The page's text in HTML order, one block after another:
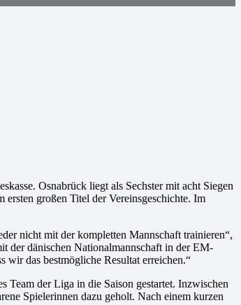
Osnabrück liegt als Sechster mit acht Siegen
großen Titel der Vereinsgeschichte. Im
nicht mit der kompletten Mannschaft trainieren“,
der dänischen Nationalmannschaft in der EM-
wir das bestmögliche Resultat erreichen.“
Team der Liga in die Saison gestartet. Inzwischen
Spielerinnen dazu geholt. Nach einem kurzen